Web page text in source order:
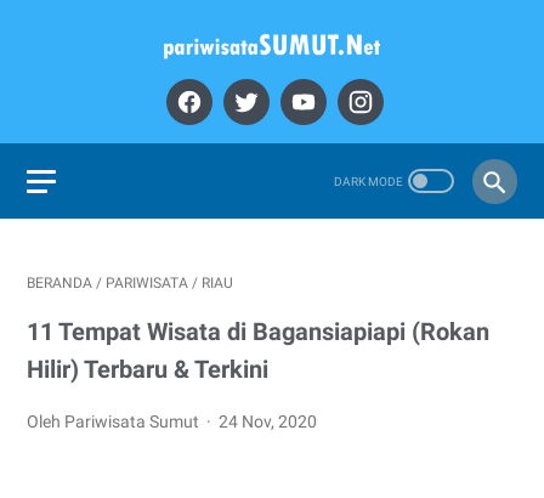
BERANDA / PARIWISATA / RIAU
11 Tempat Wisata di Bagansiapiapi (Rokan
Hilir) Terbaru & Terkini
Oleh Pariwisata Sumut 24 Nov, 2020